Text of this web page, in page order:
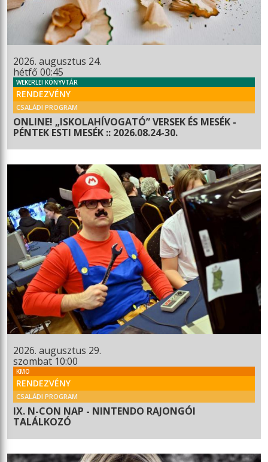
2026. augusztus 24.
hétfő 00:45
WEKERLEI KÖNYVTÁR
RENDEZVÉNY
CSALÁDI PROGRAM
ONLINE! „ISKOLAHÍVOGATÓ” VERSEK ÉS MESÉK -
PÉNTEK ESTI MESÉK :: 2026.08.24-30.
2026. augusztus 29.
szombat 10:00
KMO
RENDEZVÉNY
CSALÁDI PROGRAM
IX. N-CON NAP - NINTENDO RAJONGÓI
TALÁLKOZÓ